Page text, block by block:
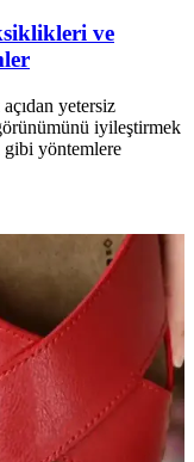
ve
yetersiz
iyileştirmek
gibi yöntemlere